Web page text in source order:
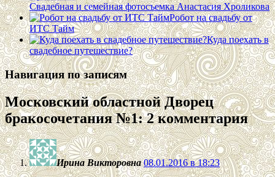
Свадебная и семейная фотосъемка Анастасия Хроликова
Робот на свадьбу от
ИТС Тайм
Куда поехать в
свадебное путешествие?
Навигация по записям
Московский областной Дворец
бракосочетания №1: 2 комментария
Ирина Викторовна 08.01.2016 в 18:23